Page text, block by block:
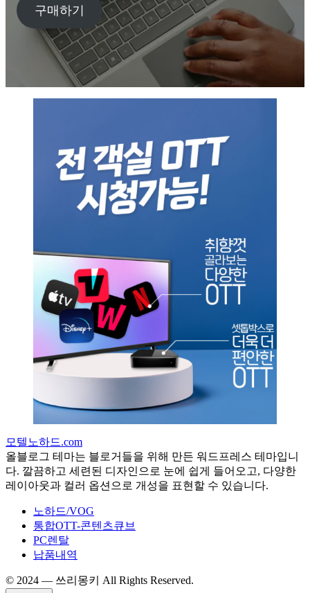
구매하기
모텔노하드.com
올블로그 테마는 블로거들을 위해 만든 워드프레스 테마입니
다. 깔끔하고 세련된 디자인으로 눈에 쉽게 들어오고, 다양한
레이아웃과 컬러 옵션으로 개성을 표현할 수 있습니다.
노하드/VOG
통합OTT-콘텐츠큐브
PC렌탈
납품내역
©️ 2024 — 쓰리몽키 All Rights Reserved.